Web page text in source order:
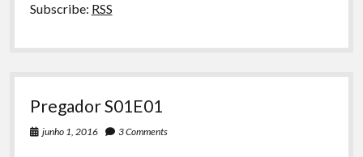
Subscribe: RSS
Pregador S01E01
junho 1, 2016 3 Comments